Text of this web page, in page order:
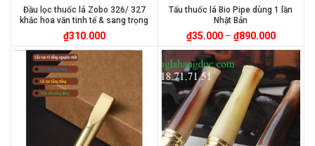
Đầu lọc thuốc lá Zobo 326/ 327
khắc hoa văn tinh tế & sang trọng
₫310.000
Tẩu thuốc lá Bio Pipe dùng 1 lần
Nhật Bản
₫35.000– ₫890.000